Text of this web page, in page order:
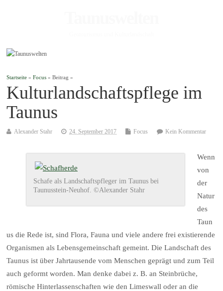
Startseite »Focus » Beitrag »
Kulturlandschaftspflege im
Taunus
Alexander Stahr 24. September 2017 Focus Kein Kommentar
Schafe als Landschaftspfleger im Taunus bei
Taunusstein-Neuhof. ©Alexander Stahr
Wenn
von
der
Natur
des
Taun
us die Rede ist, sind Flora, Fauna und viele andere frei existierende
Organismen als Lebensgemeinschaft gemeint. Die Landschaft des
Taunus ist über Jahrtausende vom Menschen geprägt und zum Teil
auch geformt worden. Man denke dabei z. B. an Steinbrüche,
römische Hinterlassenschaften wie den Limeswall oder an die